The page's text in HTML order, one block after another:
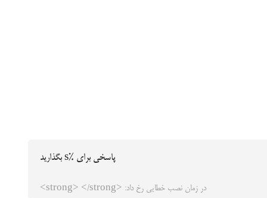
پاسخی برای %s بگذارید
در زمان نصب خطایی رخ داد: <strong> </strong>